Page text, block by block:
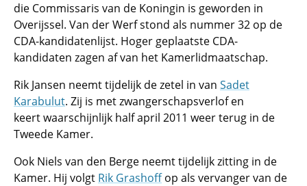
die Commissaris van de Koningin is geworden in
Overijssel. Van der Werf stond als nummer 32 op de
CDA-kandidatenlijst. Hoger geplaatste CDA-
kandidaten zagen af van het Kamerlidmaatschap.
Rik Jansen neemt tijdelijk de zetel in van Sadet
Karabulut. Zij is met zwangerschapsverlof en
keert waarschijnlijk half april 2011 weer terug in de
Tweede Kamer.
Ook Niels van den Berge neemt tijdelijk zitting in de
Kamer. Hij volgt Rik Grashoffop als vervanger van de